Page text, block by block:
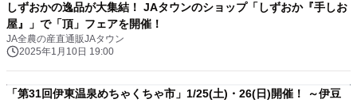
しずおかの逸品が大集結！ JAタウンのショップ「しずおか『手しお
屋』」で「頂」フェアを開催！
JA全農の産直通販JAタウン
2025年1月10日 19:00
「第31回伊東温泉めちゃくちゃ市」1/25(土)・26(日)開催！ ～伊豆